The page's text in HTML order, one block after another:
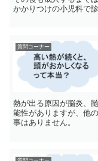
かかりつけの小児科で
質問コーナー
熱が出る原因が脳炎、
能性がありますが、他
事はありません。